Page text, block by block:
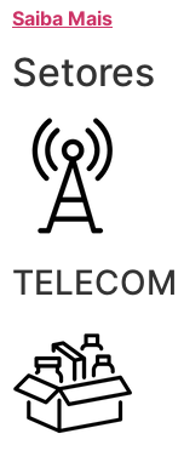
Saiba Mais
Setores
TELECOM